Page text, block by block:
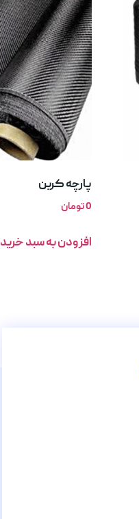
پارچه کربن
0تومان
افزودن به سبد خرید